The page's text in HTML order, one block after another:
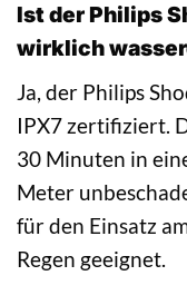
Ist der Philips
wirklich
Ja, der Philips
IPX7 zertifiziert.
30 Minuten in
Meter
für den Einsatz
Regen geeignet.